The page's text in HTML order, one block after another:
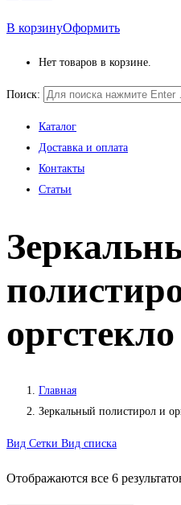
В корзинуОформить
Нет товаров в корзине.
Поиск:
Каталог
Доставка и оплата
Контакты
Статьи
Главная
Зеркальный полистирол и
Вид Сетки Вид списка
Отображаются все 6